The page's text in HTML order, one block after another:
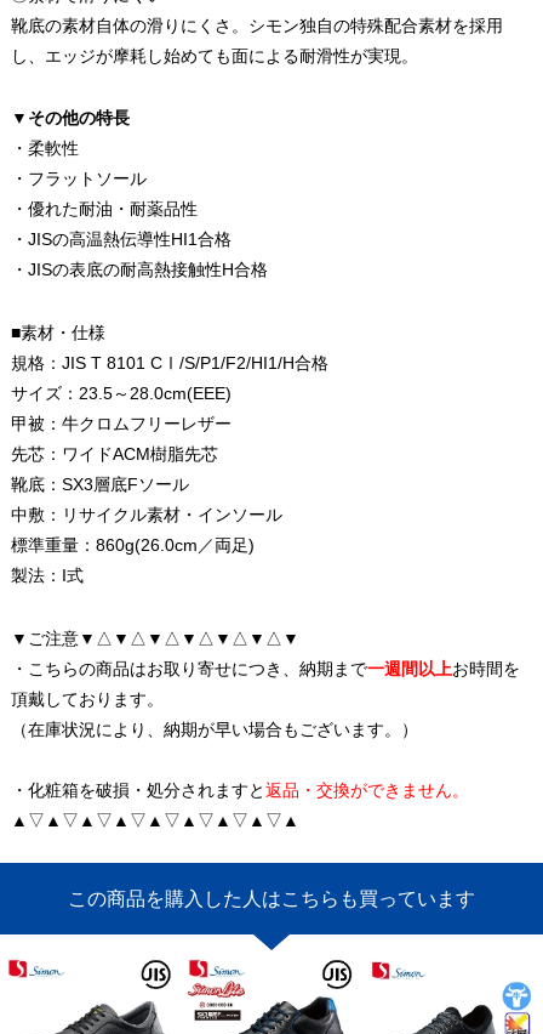
靴底の素材自体の滑りにくさ。シモン独自の特殊配合素材を採用
し、エッジが摩耗し始めても面による耐滑性が実現。
▼その他の特長
・柔軟性
・フラットソール
・優れた耐油・耐薬品性
・JISの高温熱伝導性HI1合格
・JISの表底の耐高熱接触性H合格
■素材・仕様
規格：JIS T 8101 CⅠ/S/P1/F2/HI1/H合格
サイズ：23.5～28.0cm(EEE)
甲被：牛クロムフリーレザー
先芯：ワイドACM樹脂先芯
靴底：SX3層底Fソール
中敷：リサイクル素材・インソール
標準重量：860g(26.0cm／両足)
製法：I式
▼ご注意▼△▼△▼△▼△▼△▼△▼
・こちらの商品はお取り寄せにつき、納期まで一週間以上お時間を
頂戴しております。
（在庫状況により、納期が早い場合もございます。）
・化粧箱を破損・処分されますと返品・交換ができません。
▲▽▲▽▲▽▲▽▲▽▲▽▲▽▲▽▲
この商品を購入した人はこちらも買っています